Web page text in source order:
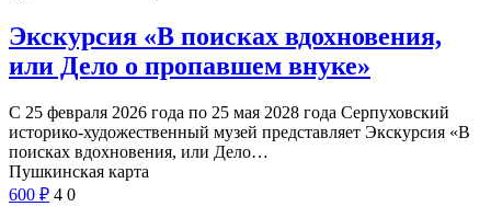
Экскурсия «В поисках вдохновения,
или Дело о пропавшем внуке»
С 25 февраля 2026 года по 25 мая 2028 года Серпуховский
историко-художественный музей представляет Экскурсия «В
поисках вдохновения, или Дело…
Пушкинская карта
600 ₽ 4 0